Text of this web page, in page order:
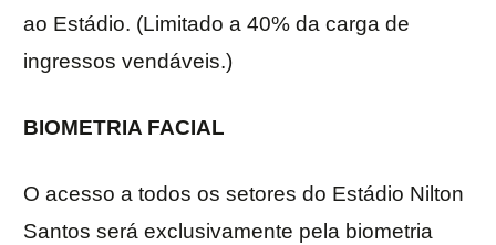
ao Estádio. (Limitado a 40% da carga de
ingressos vendáveis.)
BIOMETRIA FACIAL
O acesso a todos os setores do Estádio Nilton
Santos será exclusivamente pela biometria